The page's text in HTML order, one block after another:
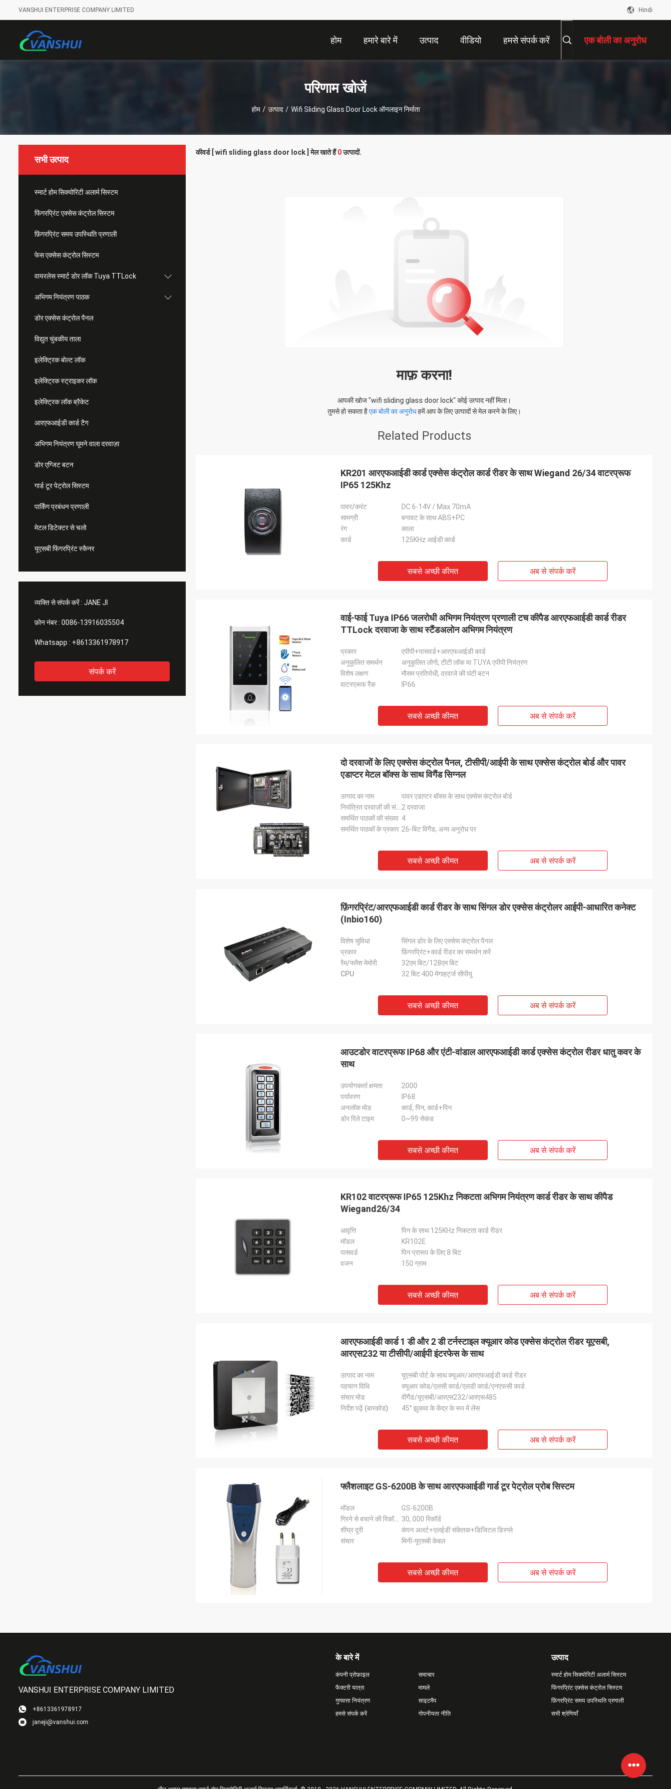
VANSHUI ENTERPRISE COMPANY LIMITED Hindi
होम हमारे बारे में उत्पाद वीडियो हमसे संपर्क करें एक बोली का अनुरोध
परिणाम खोजें
होम / उत्पाद / Wifi Sliding Glass Door Lock ऑनलाइन निर्माता
सभी उत्पाद
स्मार्ट होम सिक्योरिटी अलार्म सिस्टम
फिंगरप्रिंट एक्सेस कंट्रोल सिस्टम
फ़िंगरप्रिंट समय उपस्थिति प्रणाली
फेस एक्सेस कंट्रोल सिस्टम
वायरलेस स्मार्ट डोर लॉक Tuya TTLock
अभिगम नियंत्रण पाठक
डोर एक्सेस कंट्रोल पैनल
विद्युत चुंबकीय ताला
इलेक्ट्रिक बोल्ट लॉक
इलेक्ट्रिक स्ट्राइकर लॉक
इलेक्ट्रिक लॉक ब्रैकेट
आरएफआईडी कार्ड टैग
अभिगम नियंत्रण घूमने वाला दरवाज़ा
डोर एग्जिट बटन
गार्ड टूर पेट्रोल सिस्टम
पार्किंग प्रबंधन प्रणाली
मेटल डिटेक्टर से चलो
यूएसबी फिंगरप्रिंट स्कैनर
व्यक्ति से संपर्क करें : JANE JI
फ़ोन नंबर : 0086-13916035504
Whatsapp : +8613361978917
संपर्क करें
कीवर्ड [ wifi sliding glass door lock ] मेल खाते हैं0उत्पादों.
माफ़ करना!
आपकी खोज "wifi sliding glass door lock" कोई उत्पाद नहीं मिला।
तुमसे हो सकता हैएक बोली का अनुरोधहमें आप के लिए उत्पादों से मेल करने के लिए।
Related Products
KR201 आरएफआईडी कार्ड एक्सेस कंट्रोल कार्ड रीडर के साथ Wiegand 26/34 वाटरप्रूफ
IP65 125Khz
पावर/करंट
DC 6-14V / Max.70mA
सामग्री
बनावट के साथ ABS+PC
रंग
काला
कार्ड
125KHz आईडी कार्ड
सबसे अच्छी कीमत अब से संपर्क करें
वाई-फाई Tuya IP66 जलरोधी अभिगम नियंत्रण प्रणाली टच कीपैड आरएफआईडी कार्ड रीडर
TTLock दरवाजा के साथ स्टैंडअलोन अभिगम नियंत्रण
प्रकार
एपीपी+पासवर्ड+आरएफआईडी कार्ड
अनुकूलित समर्थन
अनुकूलित लोगो, टीटी लॉक या TUYA एपीपी नियंत्रण
विशेष लक्षण
मौसम प्रतिरोधी, दरवाजे की घंटी बटन
वाटरप्रूफ रैंक
IP66
सबसे अच्छी कीमत अब से संपर्क करें
दो दरवाजों के लिए एक्सेस कंट्रोल पैनल, टीसीपी/आईपी के साथ एक्सेस कंट्रोल बोर्ड और पावर
एडाप्टर मेटल बॉक्स के साथ विगैंड सिग्नल
उत्पाद का नाम
पावर एडाप्टर बॉक्स के साथ एक्सेस कंट्रोल बोर्ड
नियंत्रित दरवाज़ों की संख्या2 दरवाजा
समर्थित पाठकों की संख्या 4
समर्थित पाठकों के प्रकार 26-बिट विगैंड, अन्य अनुरोध पर
सबसे अच्छी कीमत अब से संपर्क करें
फ़िंगरप्रिंट/आरएफआईडी कार्ड रीडर के साथ सिंगल डोर एक्सेस कंट्रोलर आईपी-आधारित कनेक्ट
(Inbio160)
विशेष सुविधा
सिंगल डोर के लिए एक्सेस कंट्रोल पैनल
प्रकार
फ़िंगरप्रिंट+कार्ड रीडर का समर्थन करें
रैम/फ्लैश मेमोरी
32एम बिट/128एम बिट
CPU
32 बिट 400 मेगाहर्ट्ज सीपीयू
सबसे अच्छी कीमत अब से संपर्क करें
आउटडोर वाटरप्रूफ IP68 और एंटी-वांडाल आरएफआईडी कार्ड एक्सेस कंट्रोल रीडर धातु कवर के
साथ
उपयोगकर्ता क्षमता
2000
पर्यावरण
IP68
अनलॉक मोड
कार्ड, पिन, कार्ड+पिन
डोर रिले टाइम
0~99 सेकंड
सबसे अच्छी कीमत अब से संपर्क करें
KR102 वाटरप्रूफ IP65 125Khz निकटता अभिगम नियंत्रण कार्ड रीडर के साथ कीपैड
Wiegand26/34
आवृत्ति
पिन के साथ 125KHz निकटता कार्ड रीडर
मॉडल
KR102E
पासवर्ड
पिन प्रारूप के लिए 8 बिट
वजन
150 ग्राम
सबसे अच्छी कीमत अब से संपर्क करें
आरएफआईडी कार्ड 1 डी और 2 डी टर्नस्टाइल क्यूआर कोड एक्सेस कंट्रोल रीडर यूएसबी,
आरएस232 या टीसीपी/आईपी इंटरफेस के साथ
उत्पाद का नाम
यूएसबी पोर्ट के साथ क्यूआर/आरएफआईडी कार्ड रीडर
पहचान विधि
क्यूआर कोड/एलसी कार्ड/एलडी कार्ड/एनएफसी कार्ड
संचार मोड
वीगैंड/यूएसबी/आरएस232/आरएस485
निर्देश पढ़ें (बारकोड)
45° झुकाव के केंद्र के रूप में लेंस
सबसे अच्छी कीमत अब से संपर्क करें
फ्लैशलाइट GS-6200B के साथ आरएफआईडी गार्ड टूर पेट्रोल प्रोब सिस्टम
मॉडल
GS-6200B
गिरने से बचाने की रिकॉर्डिंग 30, 000 रिकॉर्ड
शीघ्र दूरी
कंपन अलर्ट+एलईडी संकेतक+डिजिटल डिस्प्ले
संचार
मिनी-यूएसबी केबल
सबसे अच्छी कीमत अब से संपर्क करें
VANSHUI ENTERPRISE COMPANY LIMITED
+8613361978917
janeji@vanshui.com
के बारे में
कंपनी प्रोफ़ाइल
फैक्टरी यात्रा
गुणवत्ता नियंत्रण
हमसे संपर्क करें
समाचार
मामले
साइटमैप
गोपनीयता नीति
उत्पाद
स्मार्ट होम सिक्योरिटी अलार्म सिस्टम
फिंगरप्रिंट एक्सेस कंट्रोल सिस्टम
फ़िंगरप्रिंट समय उपस्थिति प्रणाली
सभी श्रेणियाँ